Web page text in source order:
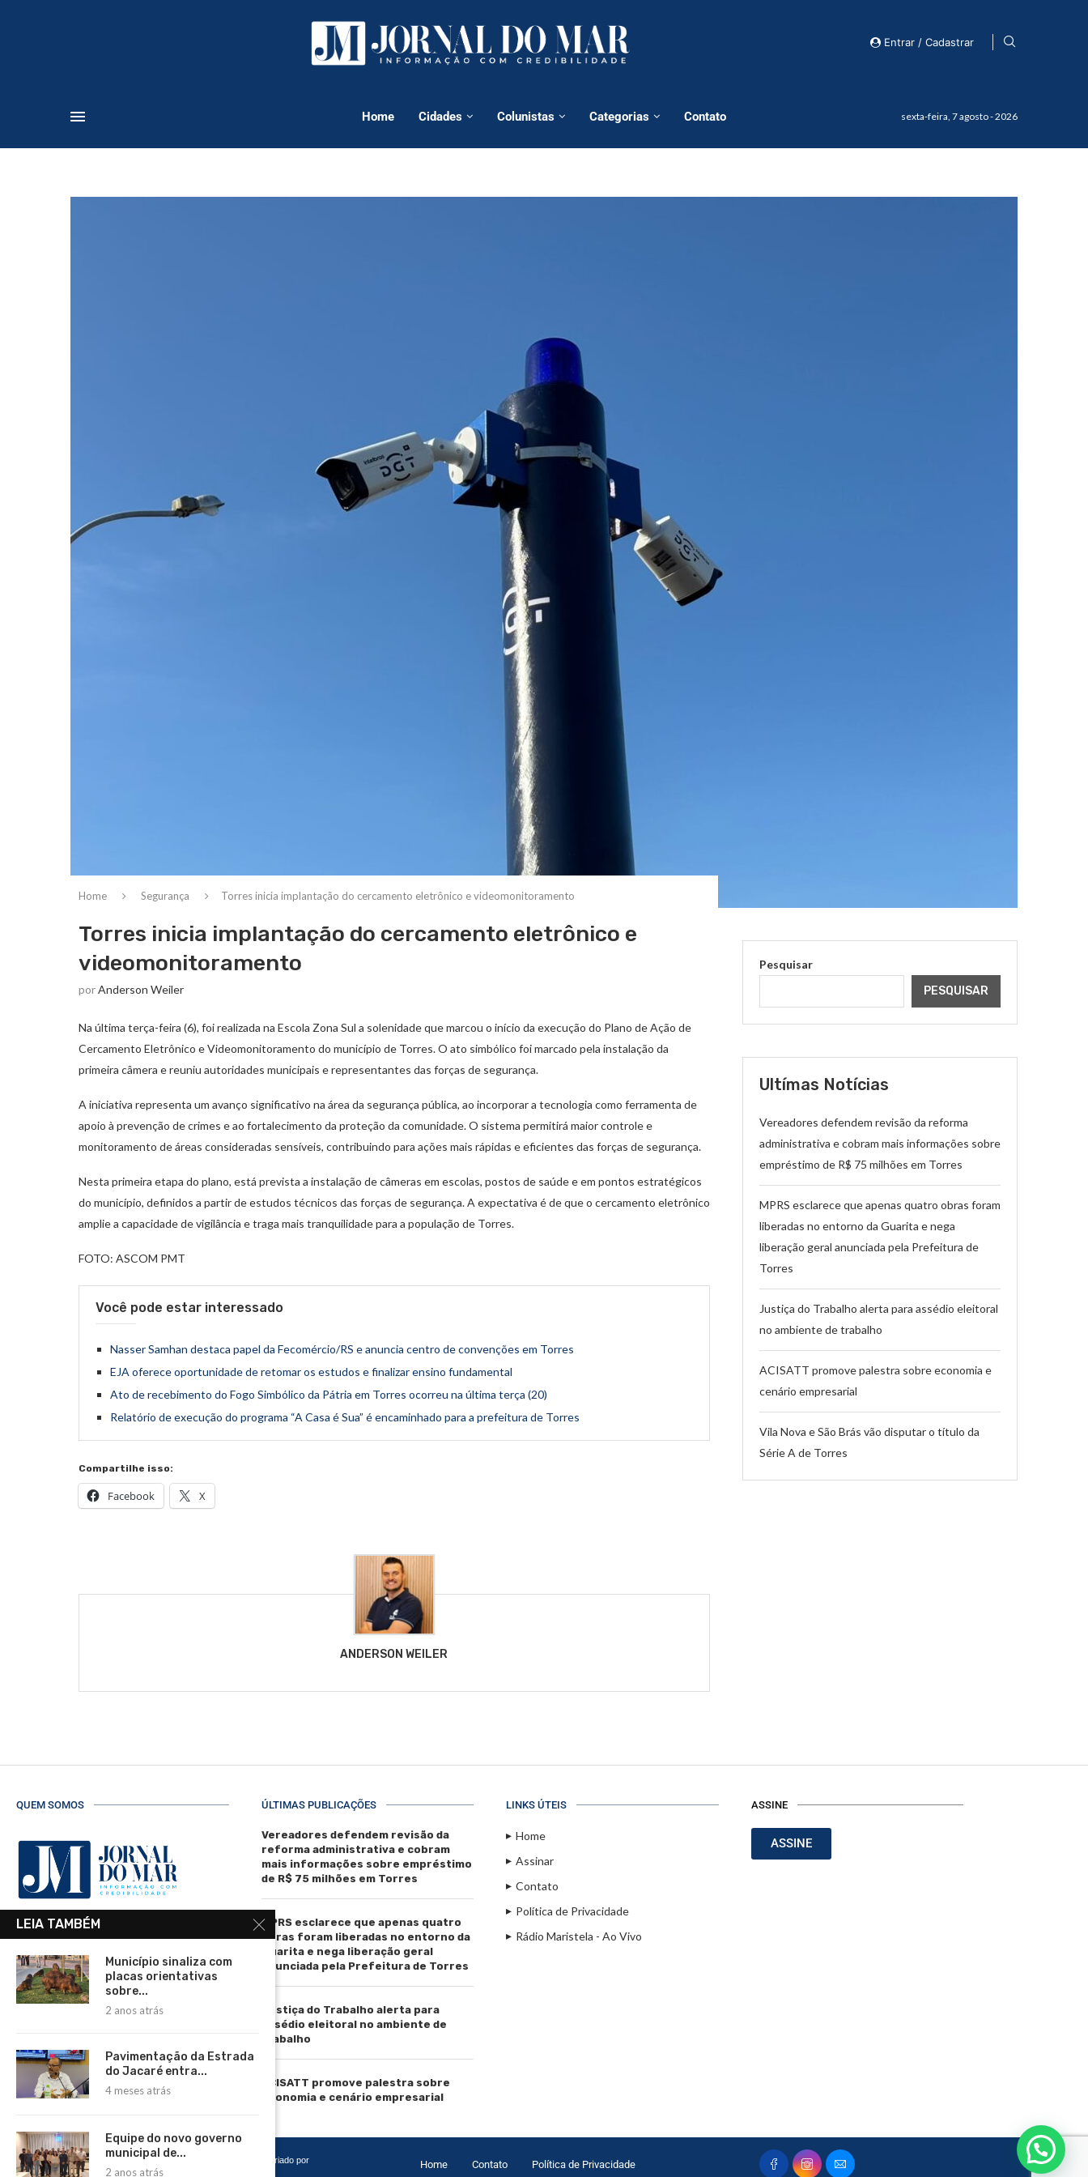
Entrar / Cadastrar
Home Cidades Colunistas Categorias Contato sexta-feira, 7 agosto - 2026
Home Segurança Torres inicia implantação do cercamento eletrônico e videomonitoramento
Torres inicia implantação do cercamento eletrônico e
videomonitoramento
porAnderson Weiler
Na última terça-feira (6), foi realizada na Escola Zona Sul a solenidade que marcou o início da execução do Plano de Ação de
Cercamento Eletrônico e Videomonitoramento do município de Torres. O ato simbólico foi marcado pela instalação da
primeira câmera e reuniu autoridades municipais e representantes das forças de segurança.
A iniciativa representa um avanço significativo na área da segurança pública, ao incorporar a tecnologia como ferramenta de
apoio à prevenção de crimes e ao fortalecimento da proteção da comunidade. O sistema permitirá maior controle e
monitoramento de áreas consideradas sensíveis, contribuindo para ações mais rápidas e eficientes das forças de segurança.
Nesta primeira etapa do plano, está prevista a instalação de câmeras em escolas, postos de saúde e em pontos estratégicos
do município, definidos a partir de estudos técnicos das forças de segurança. A expectativa é de que o cercamento eletrônico
amplie a capacidade de vigilância e traga mais tranquilidade para a população de Torres.
FOTO: ASCOM PMT
Você pode estar interessado
Nasser Samhan destaca papel da Fecomércio/RS e anuncia centro de convenções em Torres
EJA oferece oportunidade de retomar os estudos e finalizar ensino fundamental
Ato de recebimento do Fogo Simbólico da Pátria em Torres ocorreu na última terça (20)
Relatório de execução do programa “A Casa é Sua” é encaminhado para a prefeitura de Torres
Compartilhe isso:
Facebook X
ANDERSON WEILER
Pesquisar
PESQUISAR
Ultímas Notícias
Vereadores defendem revisão da reforma
administrativa e cobram mais informações sobre
empréstimo de R$ 75 milhões em Torres
MPRS esclarece que apenas quatro obras foram
liberadas no entorno da Guarita e nega
liberação geral anunciada pela Prefeitura de
Torres
Justiça do Trabalho alerta para assédio eleitoral
no ambiente de trabalho
ACISATT promove palestra sobre economia e
cenário empresarial
Vila Nova e São Brás vão disputar o título da
Série A de Torres
QUEM SOMOS
Telefone: (51) 3664-4188
Email:
comercial@jornaldomar.combr
imprensa@jornaldomar.combr
ÚLTIMAS PUBLICAÇÕES
Vereadores defendem revisão da
reforma administrativa e cobram
mais informações sobre empréstimo
de R$ 75 milhões em Torres
MPRS esclarece que apenas quatro
obras foram liberadas no entorno da
Guarita e nega liberação geral
anunciada pela Prefeitura de Torres
Justiça do Trabalho alerta para
assédio eleitoral no ambiente de
trabalho
ACISATT promove palestra sobre
economia e cenário empresarial
LINKS ÚTEIS
Home
Assinar
Contato
Política de Privacidade
Rádio Maristela - Ao Vivo
ASSINE
ASSINE
Copyright 2026 – Todos os Direitos Reservados. Desenvolvido e criado por
Cadô Agência de Marketing
Home Contato Política de Privacidade
LEIA TAMBÉM
Município sinaliza com
placas orientativas
sobre...
2 anos atrás
Pavimentação da Estrada
do Jacaré entra...
4 meses atrás
Equipe do novo governo
municipal de...
2 anos atrás